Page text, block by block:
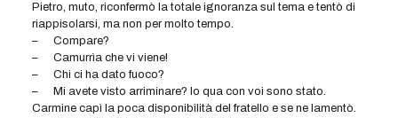
Pietro, muto, riconfermò la totale ignoranza sul tema e tentò di
riappisolarsi, ma non per molto tempo.
–
Compare?
–
Camurrìa che vi viene!
–
Chi ci ha dato fuoco?
–
Mi avete visto arriminare? Io qua con voi sono stato.
Carmine capì la poca disponibilità del fratello e se ne lamentò.